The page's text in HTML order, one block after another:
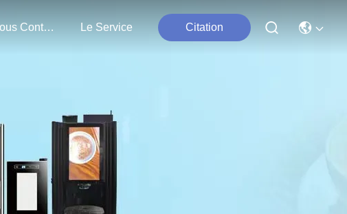
Nous Contacter Le Service Citation